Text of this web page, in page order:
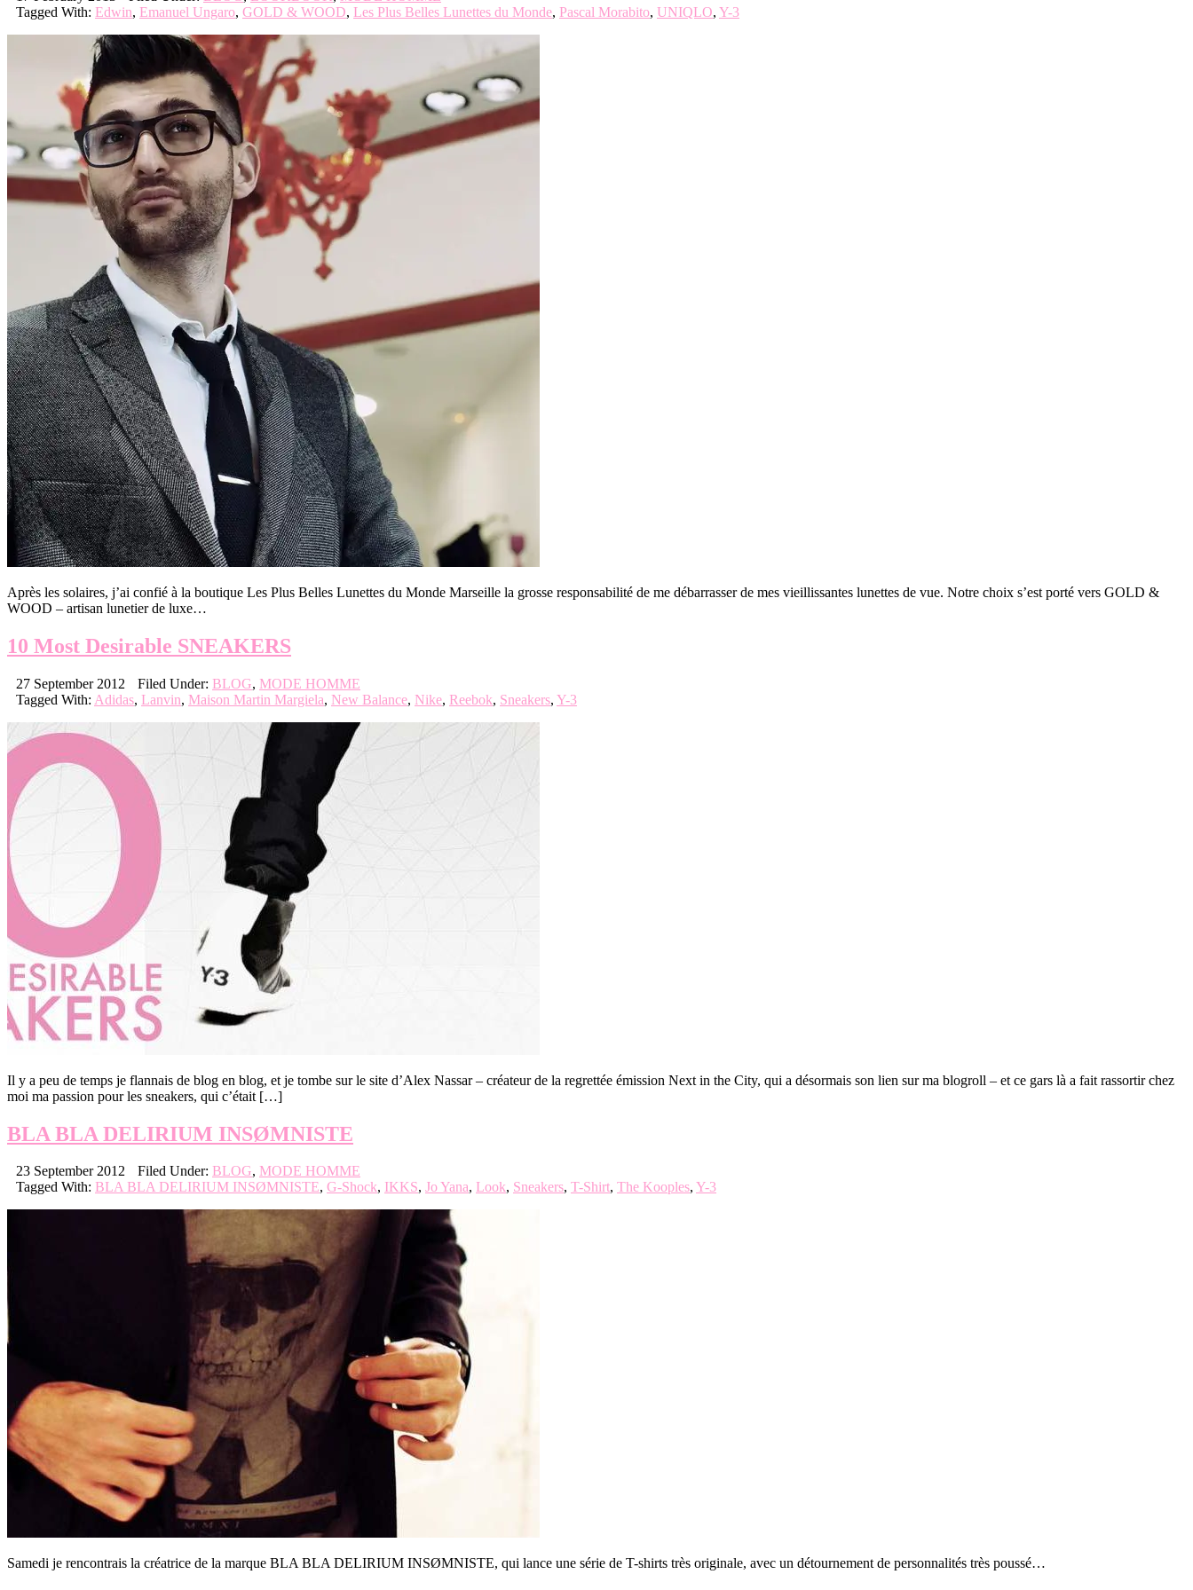
Tagged With: Edwin, Emanuel Ungaro, GOLD & WOOD, Les Plus Belles Lunettes du Monde, Pascal Morabito, UNIQLO, Y-3
Après les solaires, j’ai confié à la boutique Les Plus Belles Lunettes du Monde Marseille la grosse responsabilité de me débarrasser de mes vieillissantes lunettes de vue. Notre choix s’est porté vers GOLD &
WOOD – artisan lunetier de luxe…
10 Most Desirable SNEAKERS
27 September 2012 Filed Under: BLOG, MODE HOMME
Tagged With: Adidas, Lanvin, Maison Martin Margiela, New Balance, Nike, Reebok, Sneakers, Y-3
Il y a peu de temps je flannais de blog en blog, et je tombe sur le site d’Alex Nassar – créateur de la regrettée émission Next in the City, qui a désormais son lien sur ma blogroll – et ce gars là a fait rassortir chez
moi ma passion pour les sneakers, qui c’était […]
BLA BLA DELIRIUM INSØMNISTE
23 September 2012 Filed Under: BLOG, MODE HOMME
Tagged With: BLA BLA DELIRIUM INSØMNISTE, G-Shock, IKKS, Jo Yana, Look, Sneakers, T-Shirt, The Kooples, Y-3
Samedi je rencontrais la créatrice de la marque BLA BLA DELIRIUM INSØMNISTE, qui lance une série de T-shirts très originale, avec un détournement de personnalités très poussé…